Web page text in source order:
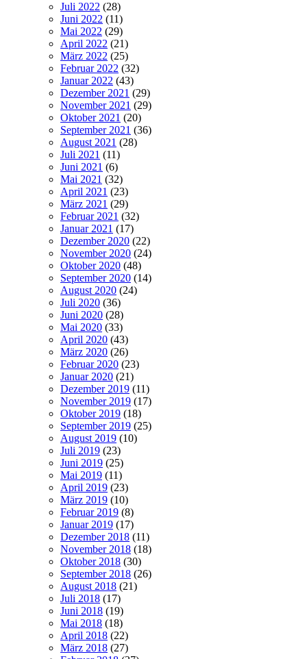
Juli 2022 (28)
Juni 2022 (11)
Mai 2022 (29)
April 2022 (21)
März 2022 (25)
Februar 2022 (32)
Januar 2022 (43)
Dezember 2021 (29)
November 2021 (29)
Oktober 2021 (20)
September 2021 (36)
August 2021 (28)
Juli 2021 (11)
Juni 2021 (6)
Mai 2021 (32)
April 2021 (23)
März 2021 (29)
Februar 2021 (32)
Januar 2021 (17)
Dezember 2020 (22)
November 2020 (24)
Oktober 2020 (48)
September 2020 (14)
August 2020 (24)
Juli 2020 (36)
Juni 2020 (28)
Mai 2020 (33)
April 2020 (43)
März 2020 (26)
Februar 2020 (23)
Januar 2020 (21)
Dezember 2019 (11)
November 2019 (17)
Oktober 2019 (18)
September 2019 (25)
August 2019 (10)
Juli 2019 (23)
Juni 2019 (25)
Mai 2019 (11)
April 2019 (23)
März 2019 (10)
Februar 2019 (8)
Januar 2019 (17)
Dezember 2018 (11)
November 2018 (18)
Oktober 2018 (30)
September 2018 (26)
August 2018 (21)
Juli 2018 (17)
Juni 2018 (19)
Mai 2018 (18)
April 2018 (22)
März 2018 (27)